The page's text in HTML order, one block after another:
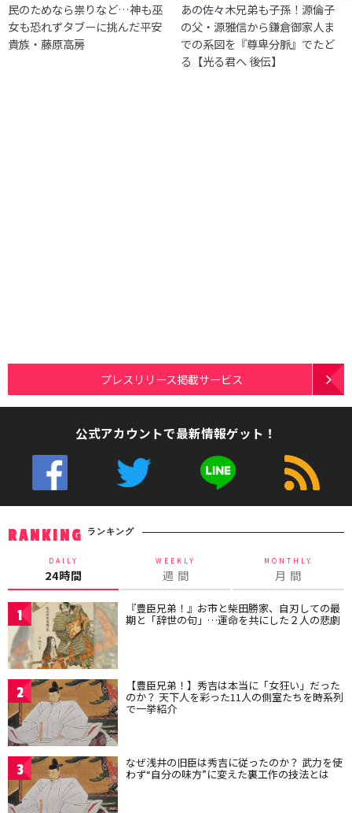
民のためなら祟りなど…神も巫
女も恐れずタブーに挑んだ平安
貴族・藤原高房
あの佐々木兄弟も子孫！源倫子
の父・源雅信から鎌倉御家人ま
での系図を『尊卑分脈』でたど
る【光る君へ 後伝】
プレスリリース掲載サービス
公式アカウントで最新情報ゲット！
RANKING ランキング
DAILY
24時間
WEEKLY
週 間
MONTHLY
月 間
1 『豊臣兄弟！』お市と柴田勝家、自刃しての最
期と「辞世の句」…運命を共にした２人の悲劇
2 【豊臣兄弟！】秀吉は本当に「女狂い」だった
のか？ 天下人を彩った11人の側室たちを時系列
で一挙紹介
3 なぜ浅井の旧臣は秀吉に従ったのか？ 武力を使
わず“自分の味方”に変えた裏工作の技法とは